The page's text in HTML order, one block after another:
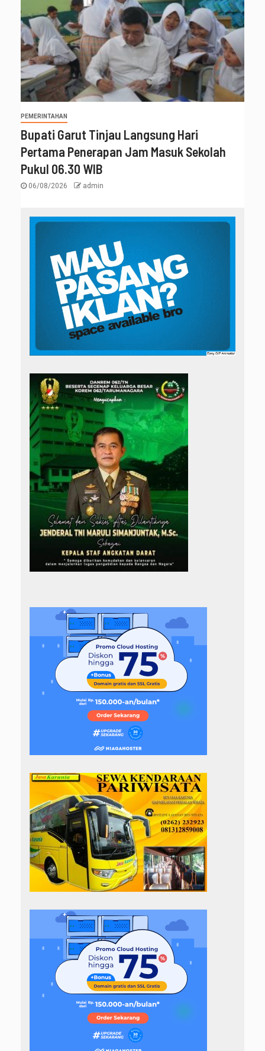
PEMERINTAHAN
Bupati Garut Tinjau Langsung Hari
Pertama Penerapan Jam Masuk Sekolah
Pukul 06.30 WIB
06/08/2026 admin